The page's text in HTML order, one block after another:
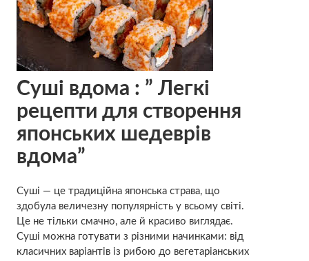
Суші вдома : ” Легкі
рецепти для створення
японських шедеврів
вдома”
Суші — це традиційна японська страва, що
здобула величезну популярність у всьому світі.
Це не тільки смачно, але й красиво виглядає.
Суші можна готувати з різними начинками: від
класичних варіантів із рибою до вегетаріанських